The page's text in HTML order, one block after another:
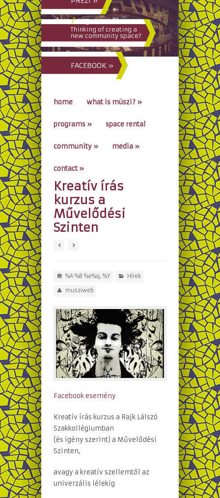
hun/eng
Thinking of creating a
new community space?
FACEBOOK »
home what is müszi? »
programs » space rental
community » media »
contact »
go to...
Kreatív írás
kurzus a
Művelődési
Szinten
%A %B %e%q, %Y Hírek
musziweb
Facebook esemény
Kreatív írás kurzus a Rajk Lálszó
Szakkollégiumban
(és igény szerint) a Művelődési
Szinten,
avagy a kreatív szellemtől az
univerzális lélekig